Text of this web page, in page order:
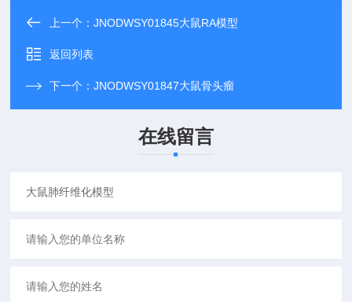
上一个：JNODWSY01845大鼠RA模型
返回列表
下一个：JNODWSY01847大鼠骨头瘤
在线留言